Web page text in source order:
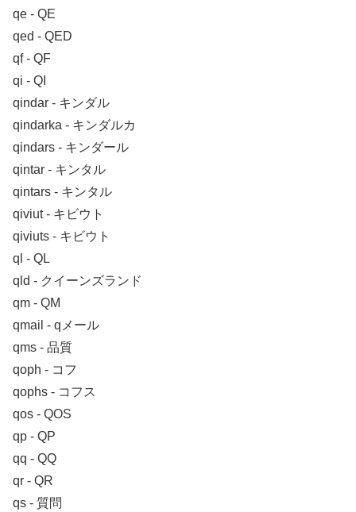
qe ‐ QE
qed ‐ QED
qf ‐ QF
qi ‐ QI
qindar ‐ キンダル
qindarka ‐ キンダルカ
qindars ‐ キンダール
qintar ‐ キンタル
qintars ‐ キンタル
qiviut ‐ キビウト
qiviuts ‐ キビウト
ql ‐ QL
qld ‐ クイーンズランド
qm ‐ QM
qmail ‐ qメール
qms ‐ 品質
qoph ‐ コフ
qophs ‐ コフス
qos ‐ QOS
qp ‐ QP
qq ‐ QQ
qr ‐ QR
qs ‐ 質問